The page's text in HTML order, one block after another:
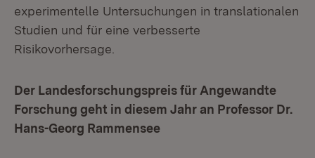
experimentelle Untersuchungen in translationalen
Studien und für eine verbesserte
Risikovorhersage.
Der Landesforschungspreis für Angewandte
Forschung geht in diesem Jahr an Professor Dr.
Hans-Georg Rammensee